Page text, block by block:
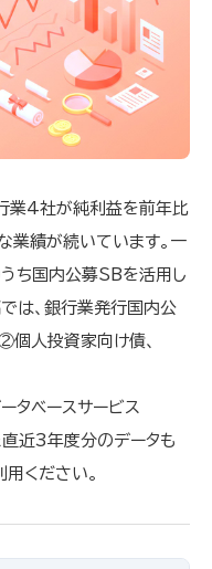
業4社が純利益を前年比
業績が続いています。一
ち国内公募SBを活用し
は、銀行業発行国内公
人投資家向け債、
タベースサービス
近3年度分のデータも
ください。